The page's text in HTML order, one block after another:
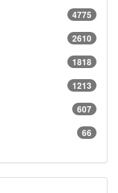
4775
2610
1818
1213
607
66